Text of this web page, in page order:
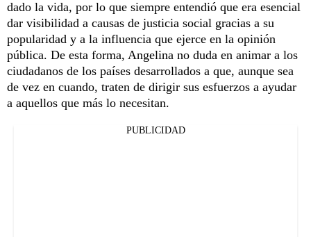
dado la vida, por lo que siempre entendió que era esencial
dar visibilidad a causas de justicia social gracias a su
popularidad y a la influencia que ejerce en la opinión
pública. De esta forma, Angelina no duda en animar a los
ciudadanos de los países desarrollados a que, aunque sea
de vez en cuando, traten de dirigir sus esfuerzos a ayudar
a aquellos que más lo necesitan.
PUBLICIDAD